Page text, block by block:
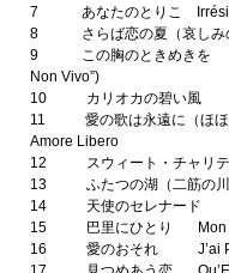
7 あなたのとりこ
8 さらば恋の夏（哀し
9 この胸のときめきを
Non Vivo”)
10 カリオカの碧い風
11 愛の歌は永遠に（ほほ
Amore Libero
12 スウィート・チャリ
13 ふたつの湖（二筋の川
14 天使のセレナード
15 巴里にひとり Mon
16 愛のおそれ J’ai